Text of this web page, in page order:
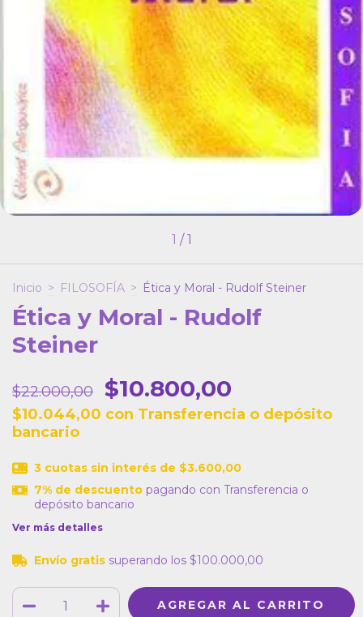
1 / 1
Inicio > FILOSOFÍA > Ética y Moral - Rudolf Steiner
Ética y Moral - Rudolf
Steiner
$22.000,00 $10.800,00
$10.044,00 con Transferencia o depósito
bancario
3 cuotas sin interés de $3.600,00
7% de descuentopagando con Transferencia o
depósito bancario
Ver más detalles
Envío gratis superando los $100.000,00